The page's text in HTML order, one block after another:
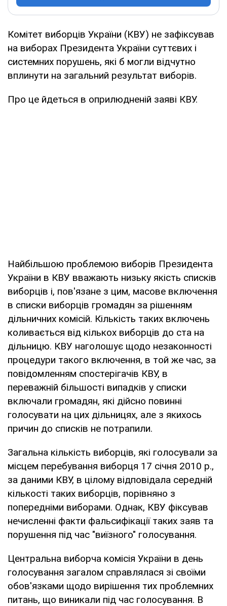
Комітет виборців України (КВУ) не зафіксував
на виборах Президента України суттєвих і
системних порушень, які б могли відчутно
вплинути на загальний результат виборів.
Про це йдеться в оприлюдненій заяві КВУ.
Найбільшою проблемою виборів Президента
України в КВУ вважають низьку якість списків
виборців і, пов'язане з цим, масове включення
в списки виборців громадян за рішенням
дільничних комісій. Кількість таких включень
коливається від кількох виборців до ста на
дільницю. КВУ наголошує щодо незаконності
процедури такого включення, в той же час, за
повідомленням спостерігачів КВУ, в
переважній більшості випадків у списки
включали громадян, які дійсно повинні
голосувати на цих дільницях, але з якихось
причин до списків не потрапили.
Загальна кількість виборців, які голосували за
місцем перебування виборця 17 січня 2010 р.,
за даними КВУ, в цілому відповідала середній
кількості таких виборців, порівняно з
попередніми виборами. Однак, КВУ фіксував
нечисленні факти фальсифікації таких заяв та
порушення під час "виїзного" голосування.
Центральна виборча комісія України в день
голосування загалом справлялася зі своїми
обов'язками щодо вирішення тих проблемних
питань, що виникали під час голосування. В